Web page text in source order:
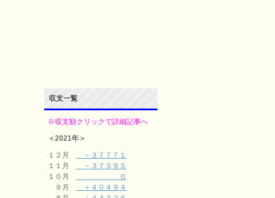
収支一覧
※収支額クリックで詳細記事へ
＜2021年＞
１２月
－３７７７１
１１月
－３７３９５
１０月
０
９月
＋４０４９４